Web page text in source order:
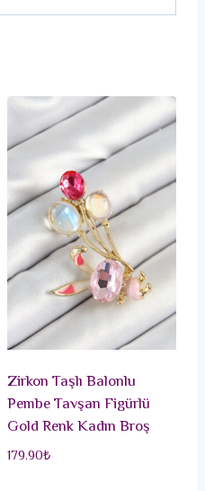
Zirkon Taşlı Balonlu
Pembe Tavşan Figürlü
Gold Renk Kadın Broş
179.90₺